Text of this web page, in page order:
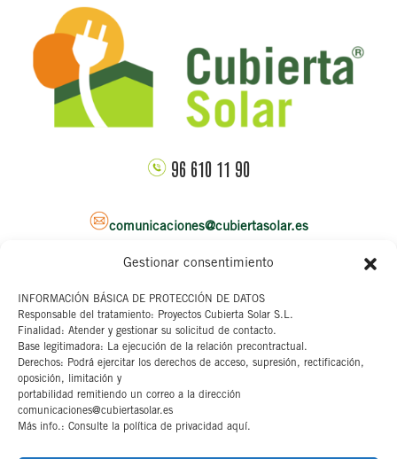
Gestionar consentimiento
INFORMACIÓN BÁSICA DE PROTECCIÓN DE DATOS
Responsable del tratamiento: Proyectos Cubierta Solar S.L.
Finalidad: Atender y gestionar su solicitud de contacto.
Base legitimadora: La ejecución de la relación precontractual.
Derechos: Podrá ejercitar los derechos de acceso, supresión, rectificación,
oposición, limitación y
portabilidad remitiendo un correo a la dirección
comunicaciones@cubiertasolar.es
Más info.: Consulte la política de privacidad aquí.
96 610 11 90
comunicaciones@cubiertasolar.es
Sede corporativa
C/ Pascual y Genis, 20
4ª planta
46002 Valencia
Aviso legal
Canal interno